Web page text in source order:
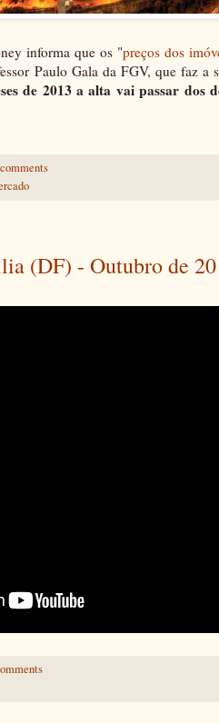
informa que os "preços dos
Paulo Gala da FGV, que faz a
de 2013 a alta vai passar
(DF) - Outubro de